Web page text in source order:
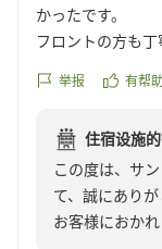
かったです。
フロントの方も丁
が上下セパレート
行っていいとの
わず、驚きまし
た。
举报 有帮
住宿设施
この度は、サ
て、誠にありが
お客様におか